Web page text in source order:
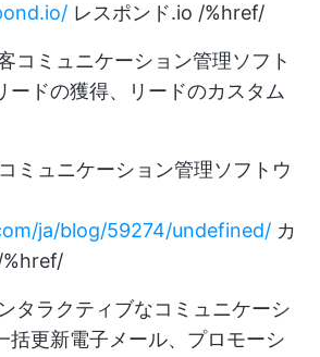
レスポンド.io /%href/
コミュニケーション管理ソフト
ードの獲得、リードのカスタム
ミュニケーション管理ソフトウ
ja/blog/59274/undefined/ カ
%href/
タラクティブなコミュニケーシ
括更新電子メール、プロモーシ